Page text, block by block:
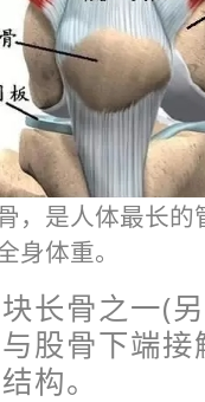
是人体最长的
身体重。
长骨之一(
股骨下端
构。